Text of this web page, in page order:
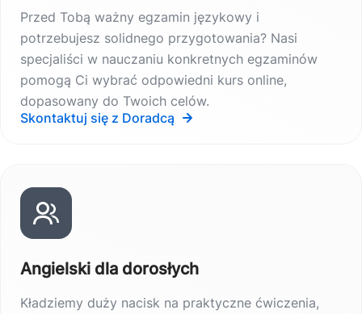
Przed Tobą ważny egzamin językowy i
potrzebujesz solidnego przygotowania? Nasi
specjaliści w nauczaniu konkretnych egzaminów
pomogą Ci wybrać odpowiedni kurs online,
dopasowany do Twoich celów.
Skontaktuj się z Doradcą
Angielski dla dorosłych
Kładziemy duży nacisk na praktyczne ćwiczenia,